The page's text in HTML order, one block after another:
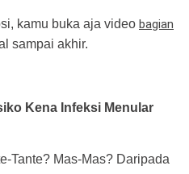
kamu buka aja video bagian
sampai akhir.
Kena Infeksi Menular
Tante? Mas-Mas? Daripada